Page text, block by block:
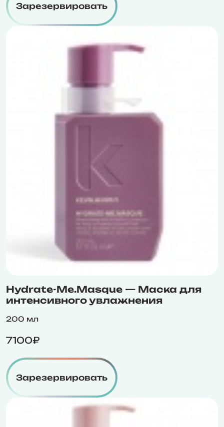
Зарезервировать
Hydrate-Me.Masque — Маска для
интенсивного увлажнения
200 мл
7100₽
Зарезервировать